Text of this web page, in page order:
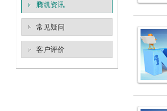
腾凯资讯
常见疑问
客户评价